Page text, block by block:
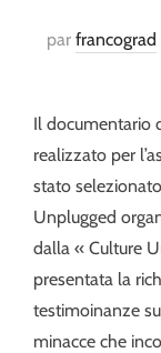
par francograd
Il documentario
realizzato per
stato
Unplugged
dalla « Culture
presentata la
testimoinanze
minacce che